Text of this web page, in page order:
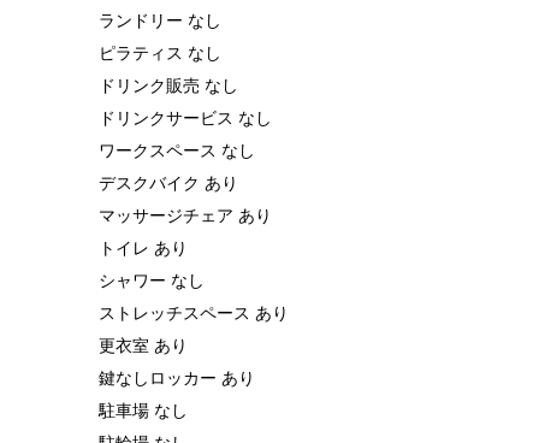
ランドリー なし
ピラティス なし
ドリンク販売 なし
ドリンクサービス なし
ワークスペース なし
デスクバイク あり
マッサージチェア あり
トイレ あり
シャワー なし
ストレッチスペース あり
更衣室 あり
鍵なしロッカー あり
駐車場 なし